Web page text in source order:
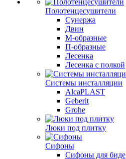
Полотенцесушители
Сунержа
Двин
М-образные
П-образные
Лесенка
Лесенка с полкой
Системы инсталляции
AlcaPLAST
Geberit
Grohe
Люки под плитку
Сифоны
Сифoны для биде